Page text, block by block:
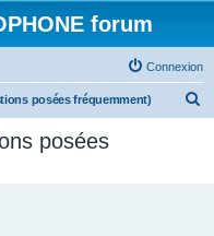
forum
Connexion
posées fréquemment)
posées